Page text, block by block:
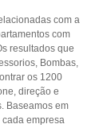
com a
com
resultados que
Bombas,
os 1200
direção e
Baseamos em
empresa